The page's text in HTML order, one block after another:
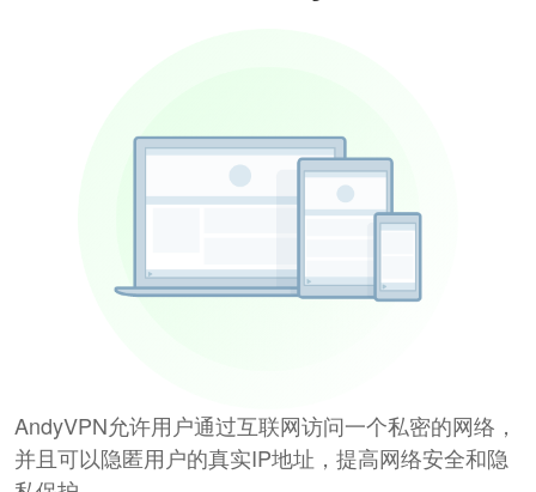
AndyVPN允许用户通过互联网访问一个私密的网络，
并且可以隐匿用户的真实IP地址，提高网络安全和隐